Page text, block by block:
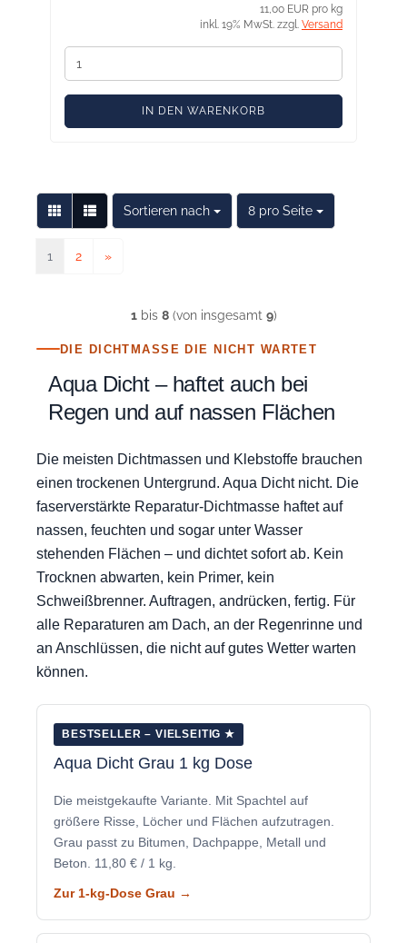
11,00 EUR pro kg
inkl. 19% MwSt. zzgl. Versand
IN DEN WARENKORB
Sortieren nach
Sortieren nach 8 pro Seite
pro Seite
1 2 »
1bis 8(von insgesamt 9)
DIE DICHTMASSE DIE NICHT WARTET
Aqua Dicht – haftet auch bei
Regen und auf nassen Flächen
Die meisten Dichtmassen und Klebstoffe brauchen
einen trockenen Untergrund. Aqua Dicht nicht. Die
faserverstärkte Reparatur-Dichtmasse haftet auf
nassen, feuchten und sogar unter Wasser
stehenden Flächen – und dichtet sofort ab. Kein
Trocknen abwarten, kein Primer, kein
Schweißbrenner. Auftragen, andrücken, fertig. Für
alle Reparaturen am Dach, an der Regenrinne und
an Anschlüssen, die nicht auf gutes Wetter warten
können.
BESTSELLER – VIELSEITIG ★
Aqua Dicht Grau 1 kg Dose
Die meistgekaufte Variante. Mit Spachtel auf
größere Risse, Löcher und Flächen aufzutragen.
Grau passt zu Bitumen, Dachpappe, Metall und
Beton. 11,80 € / 1 kg.
Zur 1-kg-Dose Grau →